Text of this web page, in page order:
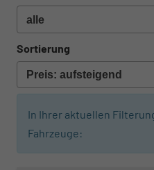
Sortierung
In Ihrer aktuellen
Fahrzeuge: